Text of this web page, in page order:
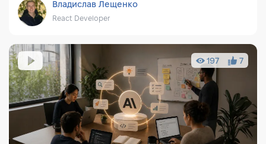
Владислав Лещенко
React Developer
197 7